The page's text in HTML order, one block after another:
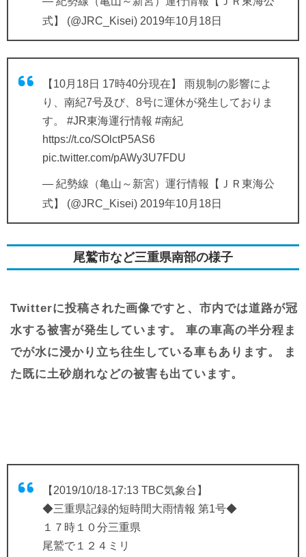
式】 (@JRC_Kisei) 2019年10月18日
【10月18日 17時40分現在】 雨規制の影響によ
り、南紀7号及び、8号に運休が発生しておりま
す。 #JR東海運行情報 #南紀
https://t.co/SOlctP5AS6
pic.twitter.com/pAWy3U7FDU
— 紀勢線（亀山～新宮）運行情報【ＪＲ東海公
式】 (@JRC_Kisei) 2019年10月18日
尾鷲市など三重県南部の様子
Twitterに投稿された画像ですと、市内では道路が冠
水する被害が発生しています。 車の車高の半分程ま
でが水に浸かり立ち往生している車もあります。 ま
た既に土砂崩れなどの被害も出ています。
【2019/10/18-17:13 TBC気象台】
◆三重県記録的短時間大雨情報 第1号◆
１７時１０分三重県
尾鷲で１２４ミリ